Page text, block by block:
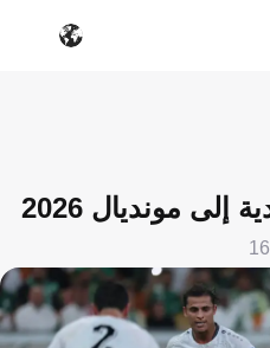
مونديال 2026